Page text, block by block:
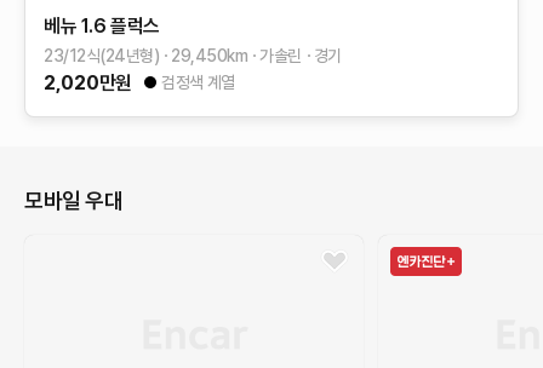
베뉴 1.6 플럭스
23/12식(24년형) 29,450km 가솔린 경기
2,020만원 검정색 계열
모바일 우대